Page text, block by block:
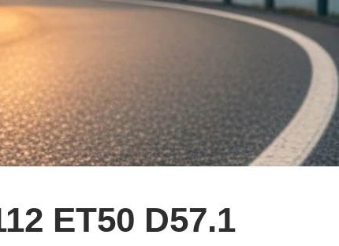
ET50 D57.1